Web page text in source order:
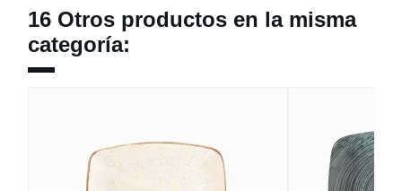
16 Otros productos en la misma
categoría: